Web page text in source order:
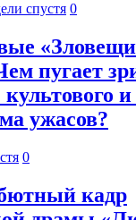
спустя 0
пугает
и
ужасов?
0
кадр